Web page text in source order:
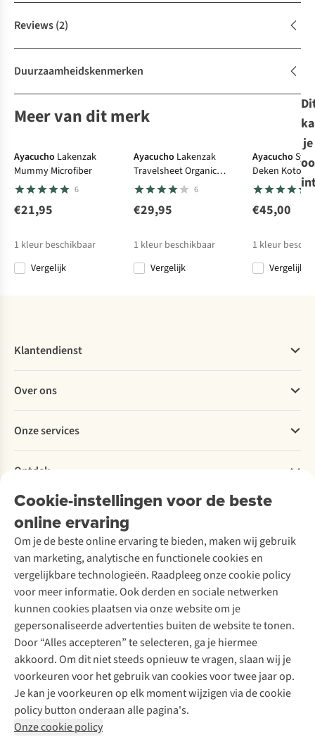
Reviews(2)
Duurzaamheidskenmerken
Meer van dit merk
Ayacucho Lakenzak
Mummy Microfiber
6
€21,95
1 kleur beschikbaar
Vergelijk
Ayacucho Lakenzak
Travelsheet Organic
Cotton
6
€29,95
1 kleur beschikbaar
Vergelijk
Ayacucho
Deken Kotor
€45,00
1 kleur
Vergelijk
je
Cookie-instellingen voor de beste
online ervaring
Om je de beste online ervaring te bieden, maken wij gebruik
van marketing, analytische en functionele cookies en
vergelijkbare technologieën. Raadpleeg onze cookie policy
voor meer informatie. Ook derden en sociale netwerken
kunnen cookies plaatsen via onze website om je
gepersonaliseerde advertenties buiten de website te tonen.
Door “Alles accepteren” te selecteren, ga je hiermee
akkoord. Om dit niet steeds opnieuw te vragen, slaan wij je
voorkeuren voor het gebruik van cookies voor twee jaar op.
Je kan je voorkeuren op elk moment wijzigen via de cookie
policy button onderaan alle pagina's.
Onze cookie policy
Klantendienst
Bestellen
Betalen
Levering
Retourneren
Bestelling herroepen
Garantie
Contact
Over ons
Explore More
Verantwoord ondernemen
Over Ayacucho
Onze winkels
Over A.S.Adventure
Toegankelijkheidsverklaring
Onze services
Ski-onderhoud
Wasservice
Schoenonderhoud
Schoenherstelling
Kledingherstelling
Retouches
Voor bedrijven
Ontdek
A.S.Magazine
Podcast
Explore Academy
Explore Camp
Gear Check
Inspiratie & advies
Meld je aan voor de nieuwsbrief
Follow us
Disclaimer Privacy Policy
Algemene voorwaarden
Cookie Policy